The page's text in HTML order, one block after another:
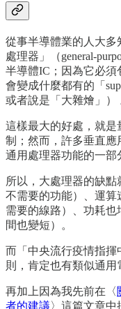
從事半導體業的人大
處理器」（general-
半導體IC；因為它必
會變成什麼都有的「
或者說是「大雜燴」）
這樣最大的好處，就
制；然而，許多垂直
通用處理器功能的一部
所以，大處理器的缺
不需要的功能）、運
需要的線路）、功耗
間也變短）。
而「中央流行疫情指揮
則，肯定也有類似通用
再加上因為我先前在〈
者的建議〉這篇文章中